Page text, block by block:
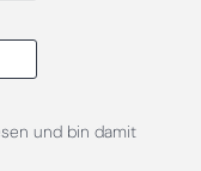
und bin damit